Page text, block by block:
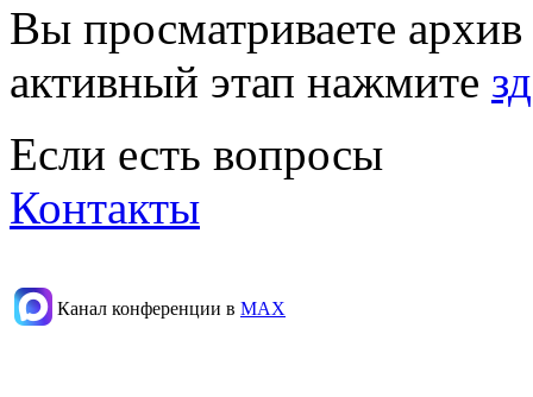
Вы просматриваете
активный этап нажмите
Если есть вопросы
Контакты
Канал конференции в МАХ